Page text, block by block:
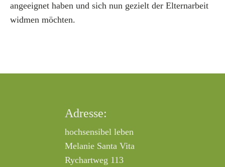
angeeignet haben und sich nun gezielt der Elternarbeit
widmen möchten.
Adresse:
hochsensibel leben
Melanie Santa Vita
Rychartweg 113